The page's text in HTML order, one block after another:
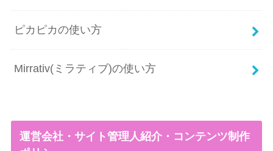
ピカピカの使い方
Mirrativ(ミラティブ)の使い方
運営会社・サイト管理人紹介・コンテンツ制作